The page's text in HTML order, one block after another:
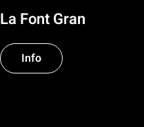
La Font Gran
Info